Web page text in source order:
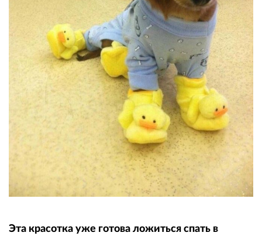
Эта красотка уже готова ложиться спать в